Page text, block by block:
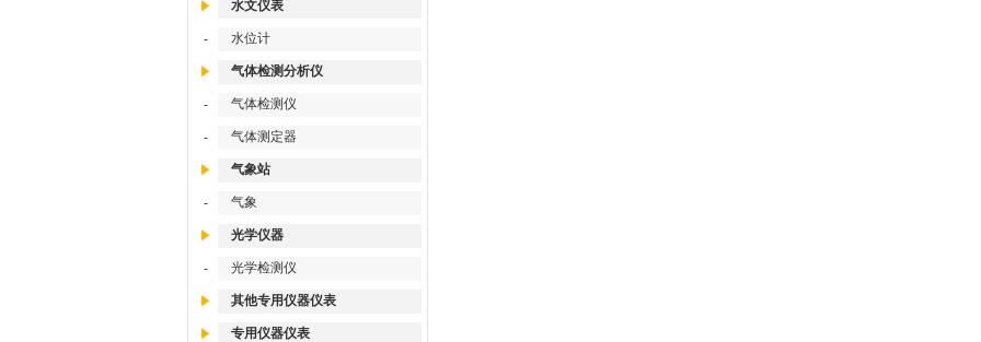
水文仪表
- 水位计
气体检测分析仪
- 气体检测仪
- 气体测定器
气象站
- 气象
光学仪器
- 光学检测仪
其他专用仪器仪表
专用仪器仪表